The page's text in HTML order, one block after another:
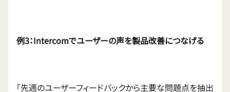
例3：Intercomでユーザーの声を製品改善につなげる
「先週のユーザーフィードバックから主要な問題点を抽出